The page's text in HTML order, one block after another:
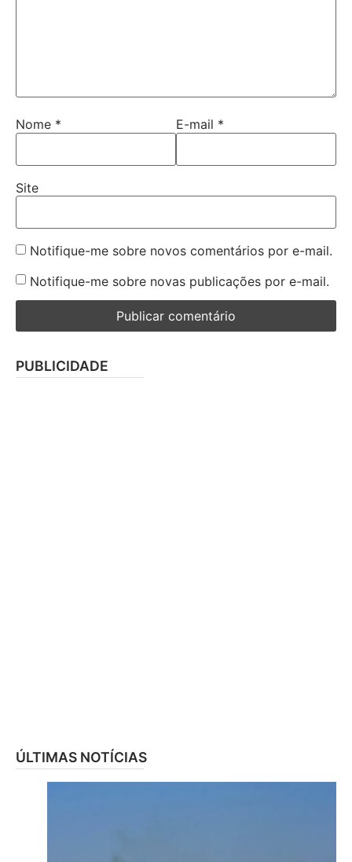
Nome * E-mail *
Site
Notifique-me sobre novos comentários por e-mail.
Notifique-me sobre novas publicações por e-mail.
PUBLICIDADE
ÚLTIMAS NOTÍCIAS